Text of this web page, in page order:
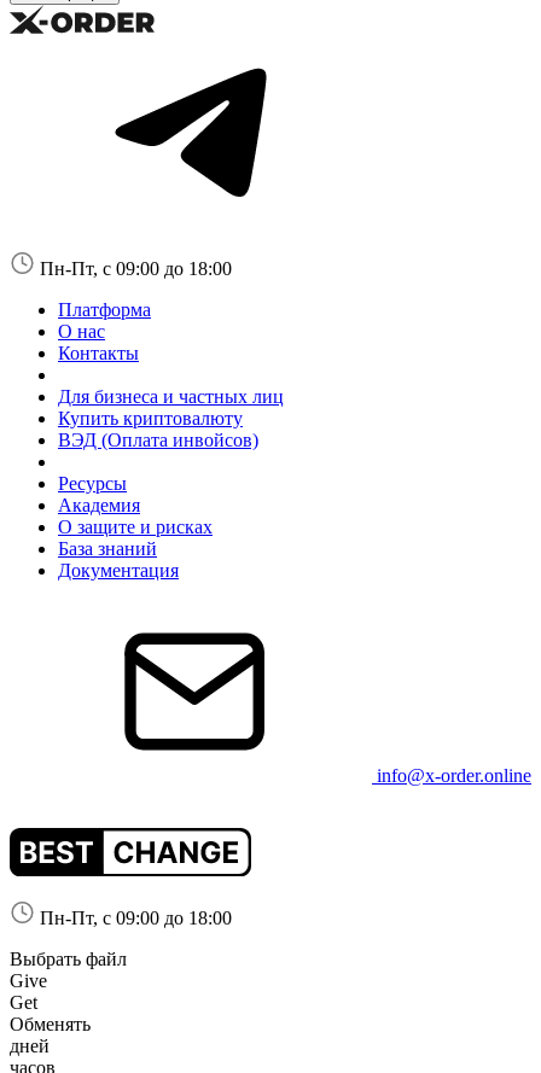
Пн-Пт, с 09:00 до 18:00
Платформа
О нас
Контакты
Для бизнеса и частных лиц
Купить криптовалюту
ВЭД (Оплата инвойсов)
Ресурсы
Академия
О защите и рисках
База знаний
Документация
info@x-order.online
Пн-Пт, с 09:00 до 18:00
Выбрать файл
Give
Get
Обменять
дней
часов